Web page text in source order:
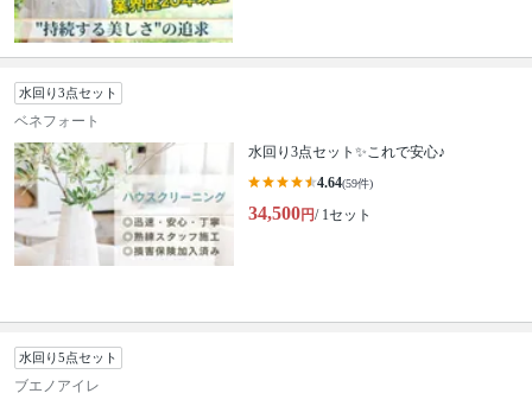
水回り3点セット
ベネフォート
水回り3点セット✨これで安心♪
4.64(59件)
34,500円/ 1セット
水回り5点セット
ブエノアイレ